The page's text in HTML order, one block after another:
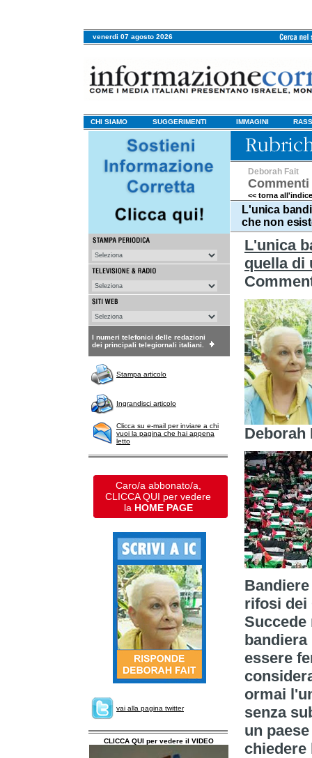
venerdi 07 agosto 2026
CHI SIAMO SUGGERIMENTI IMMAGINI
I numeri telefonici delle redazioni
dei principali telegiornali italiani.
Stampa articolo
Ingrandisci articolo
Clicca su e-mail per inviare a chi
vuoi la pagina che hai appena
letto
Caro/a abbonato/a,
CLICCA QUI per vedere
la HOME PAGE
vai alla pagina twitter
CLICCA QUI per vedere il VIDEO
Deborah Fait
<< torna
L'unica
che non
L'unica
quella di
Deborah
rifosi dei
Succede
essere
ormai
senza
un
chiedere